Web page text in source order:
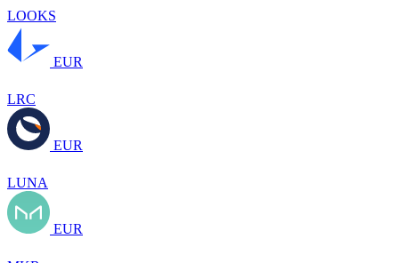
LOOKS
EUR
LRC
EUR
LUNA
EUR